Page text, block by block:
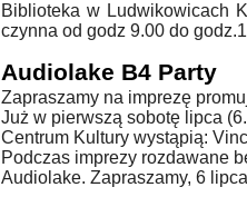
Biblioteka w Ludwikowicach
czynna od godz 9.00 do
Audiolake B4 Party
Zapraszamy na imprezę
Już w pierwszą sobotę lipca
Centrum Kultury wystąpią:
Podczas imprezy rozdawane
Audiolake. Zapraszamy, 6